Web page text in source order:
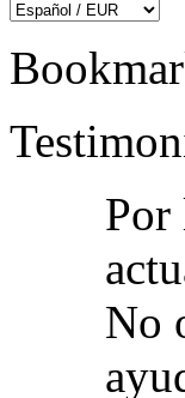
Por
No